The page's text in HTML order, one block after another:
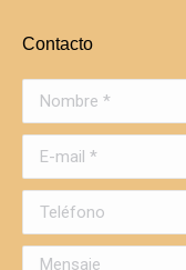
Contacto
Nombre *
E-mail *
Teléfono
Mensaje